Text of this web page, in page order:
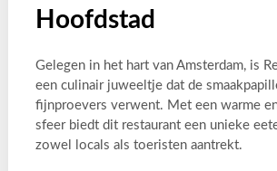
Hoofdstad
Gelegen in het hart van Amsterdam, is
een culinair juweeltje dat de
fijnproevers verwent. Met een warme
sfeer biedt dit restaurant een unieke
zowel locals als toeristen aantrekt.